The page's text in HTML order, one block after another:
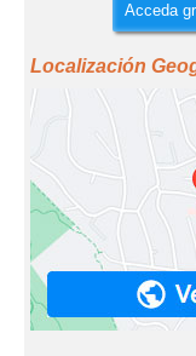
Acceda
Localización